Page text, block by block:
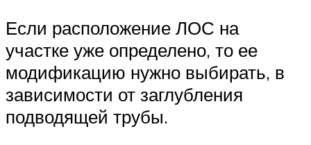
Если расположение ЛОС на
участке уже определено, то ее
модификацию нужно выбирать, в
зависимости от заглубления
подводящей трубы.